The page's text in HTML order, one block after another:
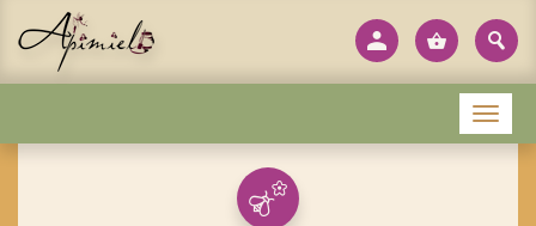
Menu
Panneau de gestion des cookies